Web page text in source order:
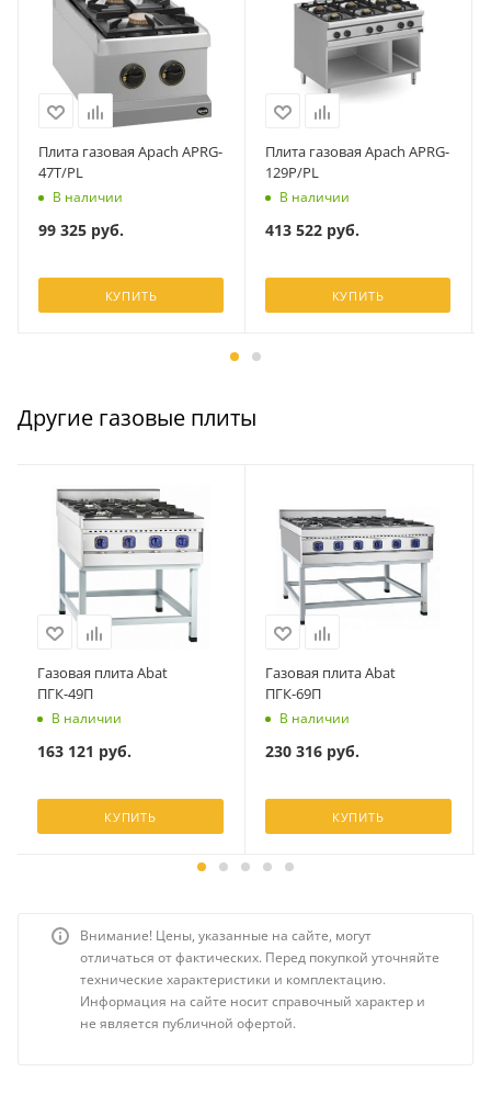
Плита газовая Apach APRG-
47T/PL
В наличии
99 325 руб.
КУПИТЬ
Плита газовая Apach APRG-
129P/PL
В наличии
413 522 руб.
КУПИТЬ
Другие газовые плиты
Газовая плита Abat
ПГК-49П
В наличии
163 121 руб.
КУПИТЬ
Газовая плита Abat
ПГК-69П
В наличии
230 316руб.
КУПИТЬ
Внимание! Цены, указанные на сайте, могут
отличаться от фактических. Перед покупкой уточняйте
технические характеристики и комплектацию.
Информация на сайте носит справочный характер и
не является публичной офертой.